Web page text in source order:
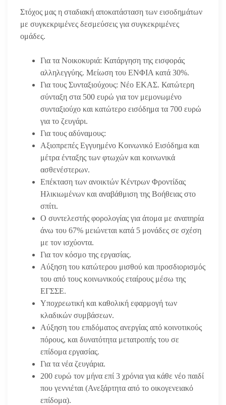
Στόχος μας η σταδιακή αποκατάσταση των εισοδημάτων
με συγκεκριμένες δεσμεύσεις για συγκεκριμένες
ομάδες.
Για τα Νοικοκυριά: Κατάργηση της εισφοράς
αλληλεγγύης. Μείωση του ΕΝΦΙΑ κατά 30%.
Για τους Συνταξιούχους: Νέο ΕΚΑΣ. Κατώτερη
σύνταξη στα 500 ευρώ για τον μεμονωμένο
συνταξιούχο και κατώτερο εισόδημα τα 700 ευρώ
για το ζευγάρι.
Για τους αδύναμους:
Αξιοπρεπές Εγγυημένο Κοινωνικό Εισόδημα και
μέτρα ένταξης των φτωχών και κοινωνικά
ασθενέστερων.
Επέκταση των ανοικτών Κέντρων Φροντίδας
Ηλικιωμένων και αναβάθμιση της Βοήθειας στο
σπίτι.
Ο συντελεστής φορολογίας για άτομα με αναπηρία
άνω του 67% μειώνεται κατά 5 μονάδες σε σχέση
με τον ισχύοντα.
Για τον κόσμο της εργασίας.
Αύξηση του κατώτερου μισθού και προσδιορισμός
του από τους κοινωνικούς εταίρους μέσω της
ΕΓΣΣΕ.
Υποχρεωτική και καθολική εφαρμογή των
κλαδικών συμβάσεων.
Αύξηση του επιδόματος ανεργίας από κοινοτικούς
πόρους, και δυνατότητα μετατροπής του σε
επίδομα εργασίας.
Για τα νέα ζευγάρια.
200 ευρώ τον μήνα επί 3 χρόνια για κάθε νέο παιδί
που γεννιέται (Ανεξάρτητα από το οικογενειακό
επίδομα).